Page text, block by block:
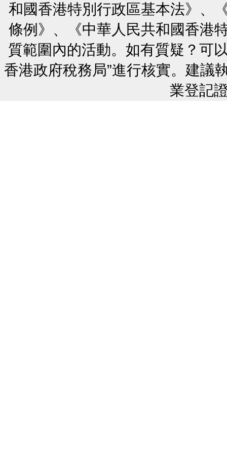
和國香港特別行政區基本法》、
條例》、《中華人民共和國香港
質範圍內的活動。如有質疑？可
香港政府稅務局”進行核實。建議
業登記